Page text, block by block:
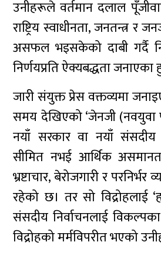
उनीहरूले वर्तमान दलाल
राष्ट्रिय स्वाधीनता, जनतन्त्र र
असफल भइसकेको दाबी गर्दै
निर्णयप्रति ऐक्यबद्धता जनाएका
जारी संयुक्त प्रेस वक्तव्यमा
समय देखिएको ‘जेनजी (नवयुवा
नयाँ सरकार वा नयाँ संसदीय
सीमित नभई आर्थिक
भ्रष्टाचार, बेरोजगारी र परनिर्भर
रहेको छ। तर सो विद्रोहलाई
संसदीय निर्वाचनलाई
विद्रोहको मर्मविपरीत भएको